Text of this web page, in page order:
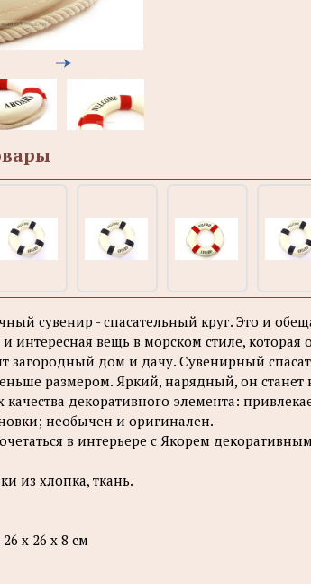
сувенир - спасательный круг. Это и
и интересная вещь в морском стиле,
загородный дом и дачу. Сувенирный
размером. Яркий, нарядный, он
качества декоративного элемента:
необычен и оригинален.
в интерьере с Якорем
из хлопка, ткань.
26 х 26 х 8 см